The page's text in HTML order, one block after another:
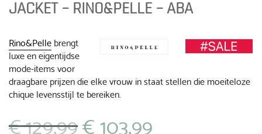
JACKET – RINO&PELLE – ABA
Rino&Pellebrengt
luxe en eigentijdse
mode-items voor
draagbare prijzen die elke vrouw in staat stellen die moeiteloze
chique levensstijl te bereiken.
€129,99 Oorspronkelijke
€103,99